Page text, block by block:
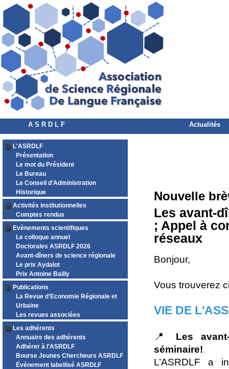
A S R D L F Actualités
L'ASRDLF
Présentation
Le mot du Président
Le Bureau
Le Conseil d'Administration
Historique
Activités institutionnelles
Comptes rendus
Evènements scientifiques
Le colloque annuel
Doctorales ASRDLF 2026
Avant-dîners de science régionale
Le prix Aydalot
Prix Antoine Bailly
Publications
La Revue d'Economie Régionale et
Urbaine
Les revues associées
Les adhérents
Annuaire des adhérents
Adhérer à l'ASRDLF
Bourse Jeunes Chercheurs ASRDLF
Événement labellisé ASRDLF
Nouvelle
Les avant-
; Appel à
réseaux
Bonjour,
Vous trouverez
VIE DE
📍 Les
séminaire!
L’ASRDLF a